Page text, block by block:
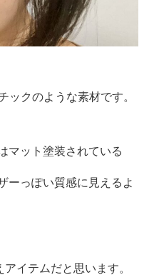
ックのような素材です。
マット塗装されている
ーっぽい質感に見えるよ
イテムだと思います。